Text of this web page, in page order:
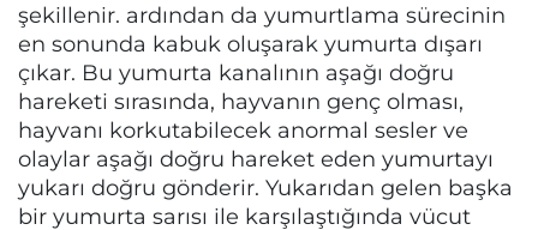
şekillenir. ardından da yumurtlama sürecinin
en sonunda kabuk oluşarak yumurta dışarı
çıkar. Bu yumurta kanalının aşağı doğru
hareketi sırasında, hayvanın genç olması,
hayvanı korkutabilecek anormal sesler ve
olaylar aşağı doğru hareket eden yumurtayı
yukarı doğru gönderir. Yukarıdan gelen başka
bir yumurta sarısı ile karşılaştığında vücut